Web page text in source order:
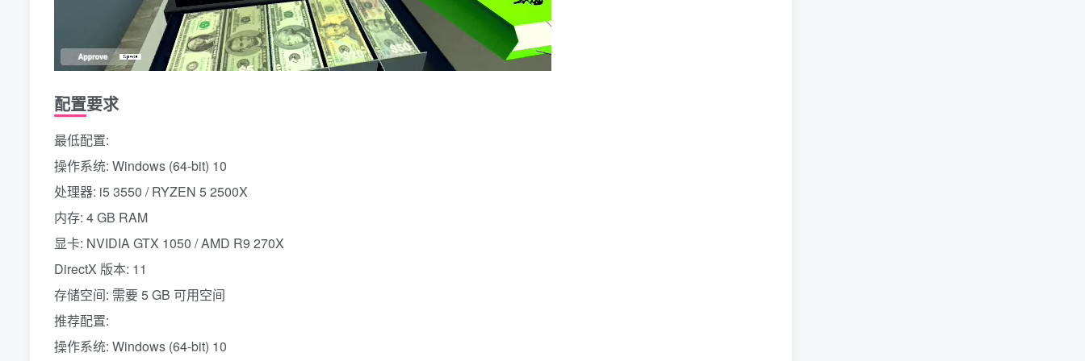
配置要求
最低配置:
操作系统: Windows (64-bit) 10
处理器: i5 3550 / RYZEN 5 2500X
内存: 4 GB RAM
显卡: NVIDIA GTX 1050 / AMD R9 270X
DirectX 版本: 11
存储空间: 需要 5 GB 可用空间
推荐配置:
操作系统: Windows (64-bit) 10